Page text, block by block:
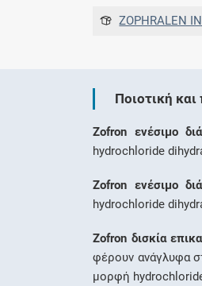
ZOPHRALEN
Ποιοτική
Zofron ενέσιμο
hydrochloride
Zofron ενέσιμο
hydrochloride
Zofron δισκία
φέρουν ανάγλυφα
μορφή